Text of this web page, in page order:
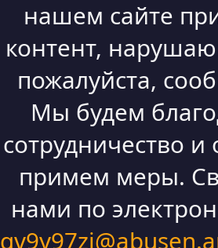
нашем сайте
контент,
пожалуйста,
Мы будем
сотрудничество
примем меры.
нами по